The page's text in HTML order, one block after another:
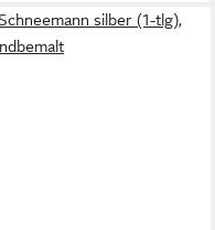
silber (1-tlg),